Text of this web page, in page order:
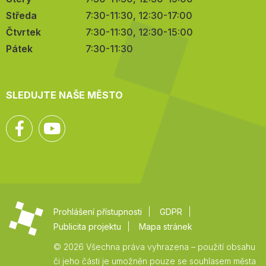
Středa
7:30-11:30, 12:30-17:00
Čtvrtek
7:30-11:30, 12:30-15:00
Pátek
7:30-11:30
SLEDUJTE NAŠE MĚSTO
Facebook
Prohlášení přístupnosti
GDPR
Publicita projektu
Mapa stránek
© 2026 Všechna práva vyhrazena – použití obsahu
či jeho části je umožněn pouze se souhlasem města